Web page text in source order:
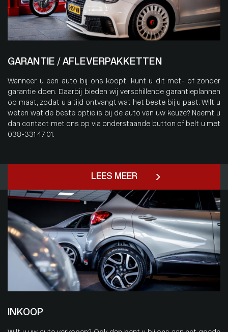
GARANTIE / AFLEVERPAKKETTEN
Wanneer u een auto bij ons koopt, kunt u dit met- of zonder
garantie doen. Daarbij bieden wij verschillende garantieplannen
op maat, zodat u altijd ontvangt wat het beste bij u past. Wilt u
weten wat de beste optie is bij de auto van uw keuze? Neemt u
dan contact met ons op via onderstaande button of belt u met
038-331 47 01.
LEES MEER
INKOOP